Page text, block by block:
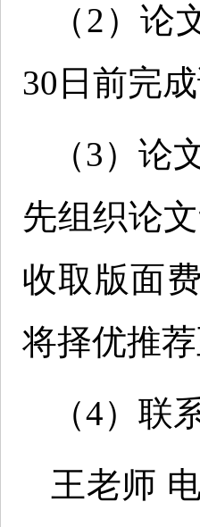
（2）
30日前完
（3）
先组织论
收取版面
将择优推
（4）联
王老师